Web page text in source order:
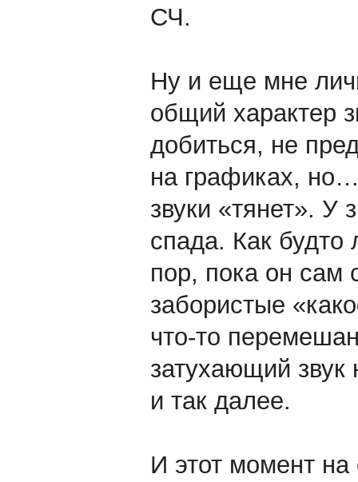
СЧ.
Ну и еще мне
общий характер
добиться, не
на графиках,
звуки «тянет». У
спада. Как будто
пор, пока он сам
забористые
что-то
затухающий звук
и так далее.
И этот момент